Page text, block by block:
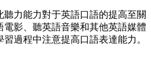
力能力對于英語口語的提高至關
影、聽英語音樂和其他英語媒體
過程中注意提高口語表達能力。